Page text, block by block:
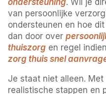
van persoonlijke
ondersteunen en hoe
dan door over
thuiszorg en regel
zorg thuis snel
Je staat niet alleen.
realistische stappen en